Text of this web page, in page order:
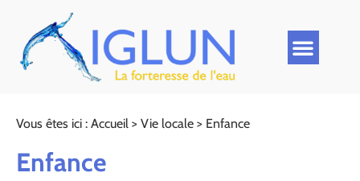
Vous êtes ici : Accueil > Vie locale > Enfance
Enfance